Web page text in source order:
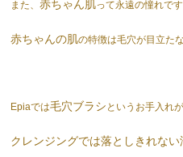
また、赤ちゃん肌って永遠の憧れで
赤ちゃんの肌の特徴は毛穴が目立た
Epiaでは毛穴ブラシ というお手入れ
クレンジングでは落としきれない